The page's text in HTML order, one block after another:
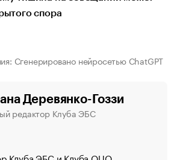
спора
Сгенерировано нейросетью ChatGPT
Деревянко-Гоззи
редактор Клуба ЭБС